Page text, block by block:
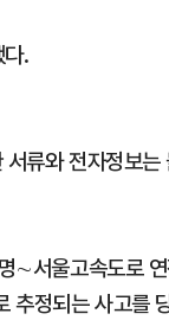
.
류와 전자정보
∼서울고속도로
정되는 사고를